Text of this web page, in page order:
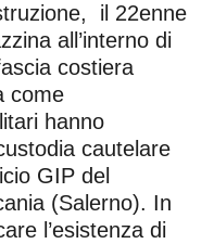
il 22enne
all’interno di
costiera
come
hanno
cautelare
GIP del
(Salerno). In
l’esistenza di